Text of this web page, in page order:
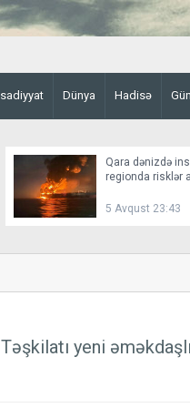
Dünya Hadisə
Qara dənizdə
regionda risklər
5 Avqust 23:43
yeni